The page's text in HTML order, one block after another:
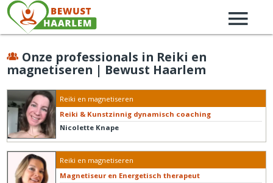
Onze professionals in Reiki en
magnetiseren | Bewust Haarlem
Reiki en magnetiseren
Reiki & Kunstzinnig dynamisch coaching
Nicolette Knape
Reiki en magnetiseren
Magnetiseur en Energetisch therapeut